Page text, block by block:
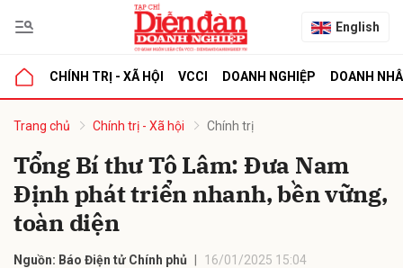
English
CHÍNH TRỊ - XÃ HỘI VCCI DOANH NGHIỆP DOANH
Trang chủ Chính trị - Xã hội Chính trị
Tổng Bí thư Tô Lâm: Đưa Nam
Định phát triển nhanh, bền vững,
toàn diện
Nguồn: Báo Điện tử Chính phủ 16/01/2025 15:04
luận